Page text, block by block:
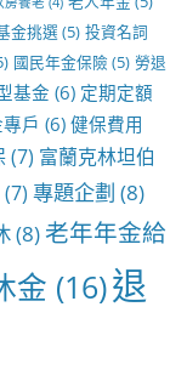
金挑選 (5) 投資名詞
國民年金保險 (5) 勞退
基金 (6) 定期定額
戶 (6) 健保費用
(7) 富蘭克林坦伯
(7) 專題企劃 (8)
(8)老年年金給
金 (16)退